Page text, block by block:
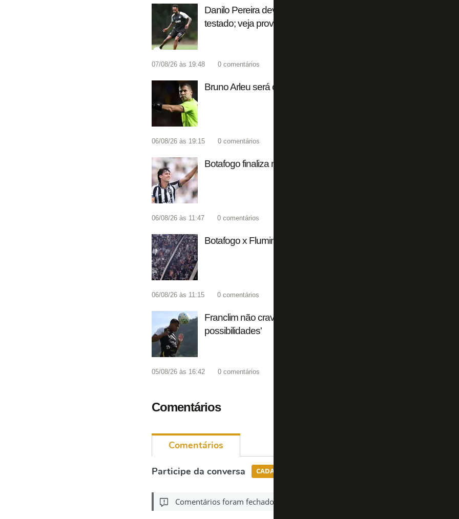
Danilo Pereira deve estrear pelo Botafogo contra o Fluminense,
testado; veja provável escalação
07/08/26 às 19:48 0 comentários
Bruno Arleu será o árbitro de Botafogo x Fluminense pelo
06/08/26 às 19:15 0 comentários
Botafogo finaliza negociação e assina contrato com Ferraresi
06/08/26 às 11:47 0 comentários
Botafogo x Fluminense chega a 15 mil ingressos vendidos de
06/08/26 às 11:15 0 comentários
Franclim não crava substituto de Huguinho em Botafogo x
possibilidades'
05/08/26 às 16:42 0 comentários
Comentários